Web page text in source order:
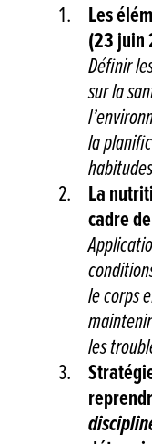
Les
(23 juin
Définir
sur la
la
La
cadre
le corps
les